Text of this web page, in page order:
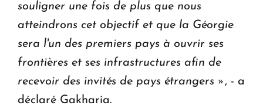
souligner une fois de plus que nous
atteindrons cet objectif et que la Géorgie
sera l'un des premiers pays à ouvrir ses
frontières et ses infrastructures afin de
recevoir des invités de pays étrangers », - a
déclaré Gakharia.